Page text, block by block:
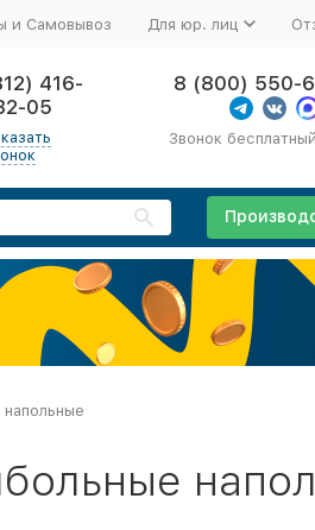
и Самовывоз Для юр. лиц
416-
05
8 (800) 550-
Звонок